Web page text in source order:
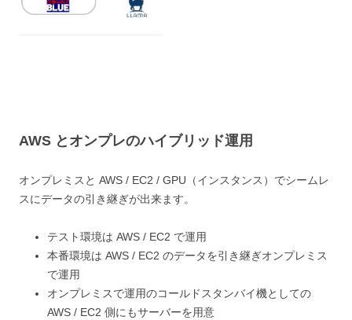
AWS とオンプレのハイブリッド運用
オンプレミスと AWS / EC2 / GPU（インスタンス）でシームレ
スにデータの引き継ぎが出来ます。
テスト環境は AWS / EC2 で運用
本番環境は AWS / EC2 のデータを引き継ぎオンプレミス
で運用
オンプレミスで運用のコールドスタンバイ機としての
AWS / EC2 側にもサーバーを用意